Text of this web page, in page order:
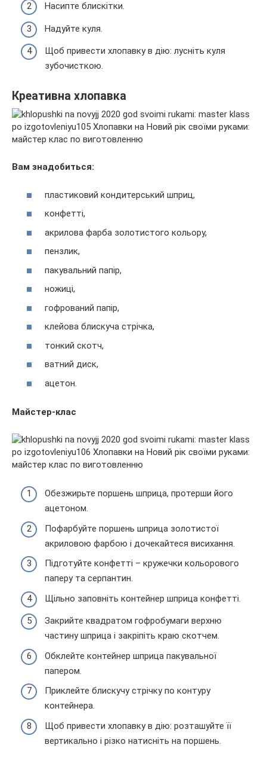
Насипте блискітки.
Надуйте куля.
Щоб привести хлопавку в дію: лусніть куля
зубочисткою.
Креативна хлопавка
Вам знадобиться:
пластиковий кондитерський шприц,
конфетті,
акрилова фарба золотистого кольору,
пензлик,
пакувальний папір,
ножиці,
гофрований папір,
клейова блискуча стрічка,
тонкий скотч,
ватний диск,
ацетон.
Майстер-клас
Обезжирьте поршень шприца, протерши його
ацетоном.
Пофарбуйте поршень шприца золотистої
акриловою фарбою і дочекайтеся висихання.
Підготуйте конфетті – кружечки кольорового
паперу та серпантин.
Щільно заповніть контейнер шприца конфетті.
Закрийте квадратом гофробумаги верхню
частину шприца і закріпіть краю скотчем.
Обклейте контейнер шприца пакувальної
папером.
Приклейте блискучу стрічку по контуру
контейнера.
Щоб привести хлопавку в дію: розташуйте її
вертикально і різко натисніть на поршень.